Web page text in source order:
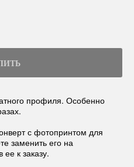
профиля. Особенно
с фотопринтом для
заменить его на
ее к заказу.